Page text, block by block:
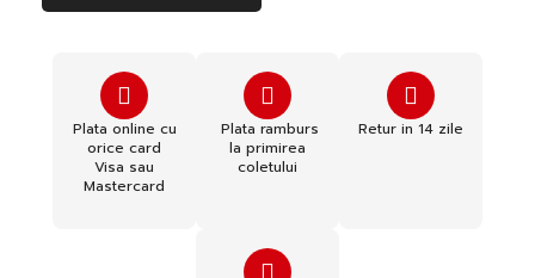
Plata online cu
orice card
Visa sau
Mastercard
Plata ramburs
la primirea
coletului
Retur in 14 zile